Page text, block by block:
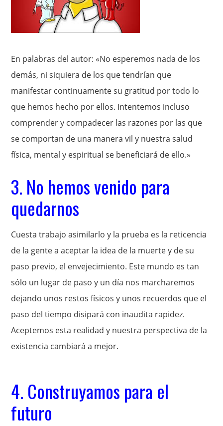
En palabras del autor: «No esperemos nada de los
demás, ni siquiera de los que tendrían que
manifestar continuamente su gratitud por todo lo
que hemos hecho por ellos. Intentemos incluso
comprender y compadecer las razones por las que
se comportan de una manera vil y nuestra salud
física, mental y espiritual se beneficiará de ello.»
3. No hemos venido para
quedarnos
Cuesta trabajo asimilarlo y la prueba es la reticencia
de la gente a aceptar la idea de la muerte y de su
paso previo, el envejecimiento. Este mundo es tan
sólo un lugar de paso y un día nos marcharemos
dejando unos restos físicos y unos recuerdos que el
paso del tiempo disipará con inaudita rapidez.
Aceptemos esta realidad y nuestra perspectiva de la
existencia cambiará a mejor.
4. Construyamos para el
futuro